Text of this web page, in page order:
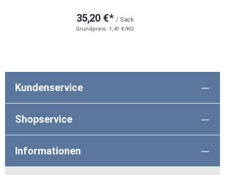
35,20 €* / Sack
Grundpreis: 1,41 €/KG
Kundenservice
Shopservice
Informationen